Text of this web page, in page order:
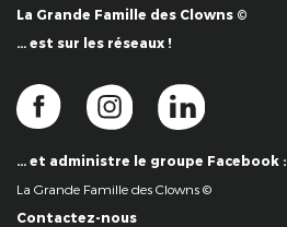
La Grande Famille des Clowns ©
… est sur les réseaux !
… et administre le groupe Facebook :
La Grande Famille des Clowns ©
Contactez-nous